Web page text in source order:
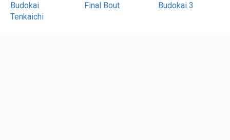
Budokai
Tenkaichi
Final Bout
Budokai 3